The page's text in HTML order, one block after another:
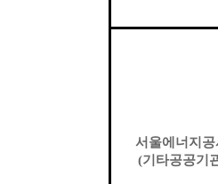
서울에너지공
(기타공공기